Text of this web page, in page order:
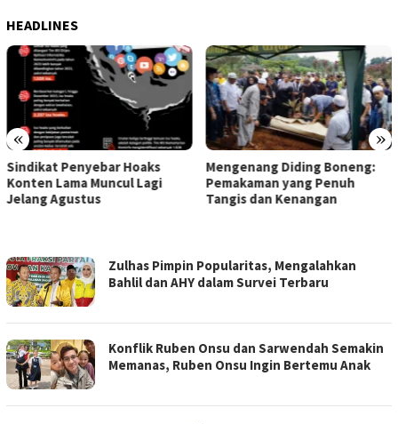
HEADLINES
« »
Sindikat Penyebar Hoaks
Konten Lama Muncul Lagi
Jelang Agustus
Mengenang Diding Boneng:
Pemakaman yang Penuh
Tangis dan Kenangan
123BERITA
Zulhas Pimpin Popularitas, Mengalahkan
Bahlil dan AHY dalam Survei Terbaru
Konflik Ruben Onsu dan Sarwendah Semakin
Memanas, Ruben Onsu Ingin Bertemu Anak